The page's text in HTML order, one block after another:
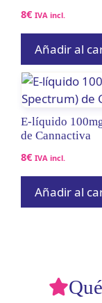
8€ IVA incl.
Añadir al
E-líquido
de Cannactiva
8€ IVA incl.
Añadir al